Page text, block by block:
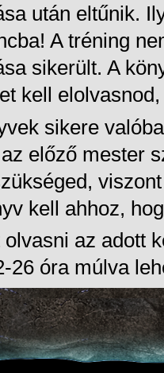
után eltűnik.
A tréning
sikerült. A
kell
sikere
előző mester
kell ahhoz,
az adott
26 óra múlva